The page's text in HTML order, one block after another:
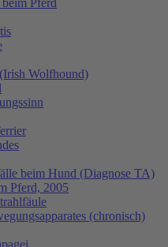
Pferd
Wolfhound)
beim Hund (Diagnose TA)
Pferd, 2005
(chronisch)